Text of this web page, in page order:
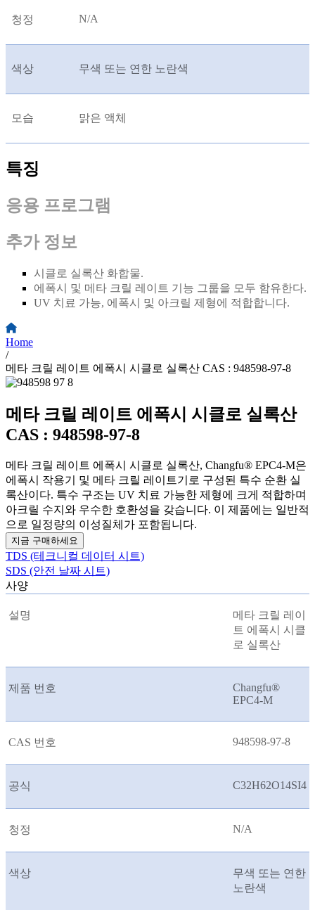
청정 N/A
색상 무색 또는 연한 노란색
모습 맑은 액체
특징
응용 프로그램
추가 정보
시클로 실록산 화합물.
에폭시 및 메타 크릴 레이트 기능 그룹을 모두 함유한다.
UV 치료 가능, 에폭시 및 아크릴 제형에 적합합니다.
Home
/
메타 크릴 레이트 에폭시 시클로 실록산 CAS : 948598-97-8
메타 크릴 레이트 에폭시 시클로 실록산
CAS : 948598-97-8
메타 크릴 레이트 에폭시 시클로 실록산, Changfu® EPC4-M은
에폭시 작용기 및 메타 크릴 레이트기로 구성된 특수 순환 실
록산이다. 특수 구조는 UV 치료 가능한 제형에 크게 적합하며
아크릴 수지와 우수한 호환성을 갖습니다. 이 제품에는 일반적
으로 일정량의 이성질체가 포함됩니다.
지금 구매하세요
TDS (테크니컬 데이터 시트)
SDS (안전 날짜 시트)
사양
설명
메타 크릴 레이
트 에폭시 시클
로 실록산
제품 번호
Changfu®
EPC4-M
CAS 번호 948598-97-8
공식 C32H62O14SI4
청정 N/A
색상
무색 또는 연한
노란색